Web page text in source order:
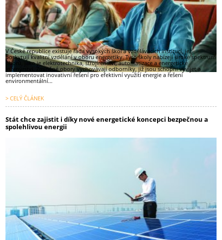
V České republice existuje řada vysokých škol a vzdělávacích institucí, jež
poskytují kvalitní vzdělání v oboru energetiky. Tyto školy nabízejí široké spektrum
oborů, jako je elektrotechnika, strojírenství, automatizace a energetické
inženýrství. Zmíněné obory vychovávají odborníky, již jsou schopni vyvíjet a
implementovat inovativní řešení pro efektivní využití energie a řešení
environmentální...
> CELÝ ČLÁNEK
Stát chce zajistit i díky nové energetické koncepci bezpečnou a
spolehlivou energii